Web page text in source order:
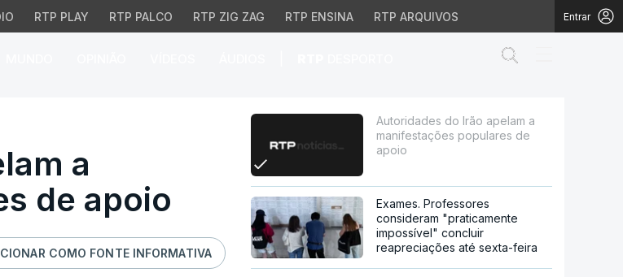
RTP PLAY RTP PALCO RTP ZIG ZAG RTP ENSINA RTP ARQUIVOS Entrar
a manifestações populares de apoio
a
de apoio
COMO FONTE INFORMATIVA
Autoridades do Irão apelam a
manifestações populares de
apoio
Exames. Professores
consideram "praticamente
impossível" concluir
reapreciações até sexta-feira